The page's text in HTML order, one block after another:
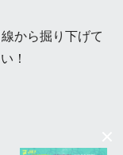
から掘り下げて
！